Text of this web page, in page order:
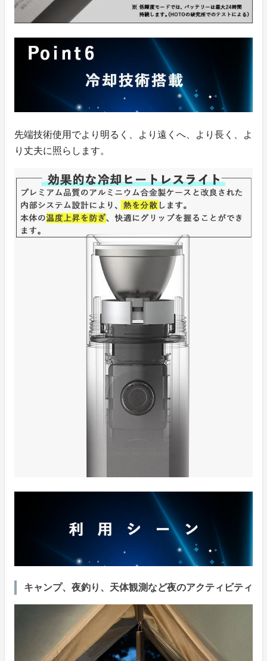
先端技術使用でより明るく、より遠くへ、より長く、よ
り丈夫に照らします。
キャンプ、夜釣り、天体観測など夜のアクティビティ